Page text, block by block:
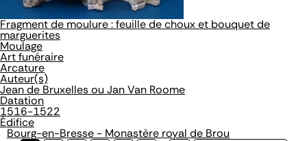
Fragment de moulure : feuille de choux et bouquet de
marguerites
Moulage
Art funéraire
Arcature
Auteur(s)
Jean de Bruxelles ou Jan Van Roome
Datation
1516-1522
Édifice
Bourg-en-Bresse - Monastère royal de Brou